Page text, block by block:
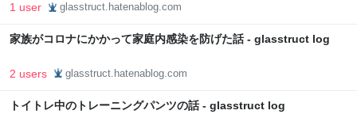
1 user glasstruct.hatenablog.com
家族がコロナにかかって家庭内感染を防げた話 - glasstruct log
2 users glasstruct.hatenablog.com
トイトレ中のトレーニングパンツの話 - glasstruct log